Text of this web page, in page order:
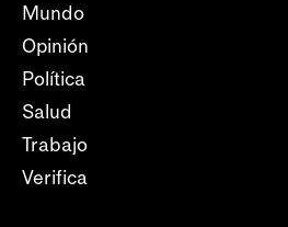
Mundo
Opinión
Política
Salud
Trabajo
Verifica